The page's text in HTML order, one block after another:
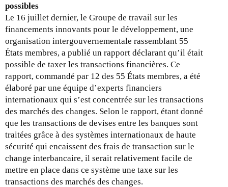
M
i
s
e
a
j
o
u
r
-
L
e
3
1
j
possibles
Le 16 juillet dernier, le Groupe de travail sur les
financements innovants pour le développement, une
organisation intergouvernementale rassemblant 55
États membres, a publié un rapport déclarant qu’il était
possible de taxer les transactions financières. Ce
rapport, commandé par 12 des 55 États membres, a été
élaboré par une équipe d’experts financiers
internationaux qui s’est concentrée sur les transactions
des marchés des changes. Selon le rapport, étant donné
que les transactions de devises entre les banques sont
traitées grâce à des systèmes internationaux de haute
sécurité qui encaissent des frais de transaction sur le
change interbancaire, il serait relativement facile de
mettre en place dans ce système une taxe sur les
transactions des marchés des changes.